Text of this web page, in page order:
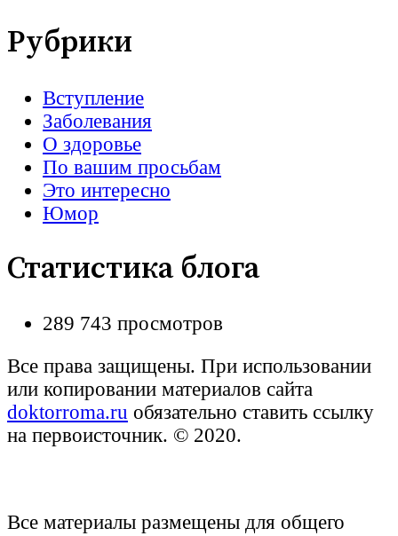
Рубрики
Вступление
Заболевания
О здоровье
По вашим просьбам
Это интересно
Юмор
Статистика блога
289 743 просмотров
Все права защищены. При использовании
или копировании материалов сайта
doktorroma.ru обязательно ставить ссылку
на первоисточник. © 2020.
Все материалы размещены для общего